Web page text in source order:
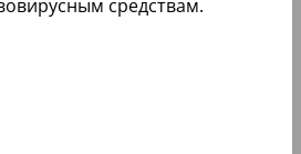
средствам.